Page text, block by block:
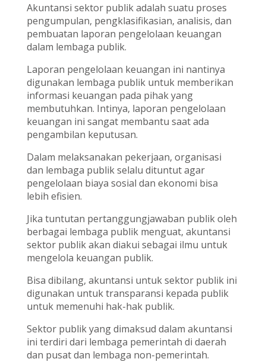
Akuntansi sektor publik adalah suatu proses
pengumpulan, pengklasifikasian, analisis, dan
pembuatan laporan pengelolaan keuangan
dalam lembaga publik.
Laporan pengelolaan keuangan ini nantinya
digunakan lembaga publik untuk memberikan
informasi keuangan pada pihak yang
membutuhkan. Intinya, laporan pengelolaan
keuangan ini sangat membantu saat ada
pengambilan keputusan.
Dalam melaksanakan pekerjaan, organisasi
dan lembaga publik selalu dituntut agar
pengelolaan biaya sosial dan ekonomi bisa
lebih efisien.
Jika tuntutan pertanggungjawaban publik oleh
berbagai lembaga publik menguat, akuntansi
sektor publik akan diakui sebagai ilmu untuk
mengelola keuangan publik.
Bisa dibilang, akuntansi untuk sektor publik ini
digunakan untuk transparansi kepada publik
untuk memenuhi hak-hak publik.
Sektor publik yang dimaksud dalam akuntansi
ini terdiri dari lembaga pemerintah di daerah
dan pusat dan lembaga non-pemerintah.